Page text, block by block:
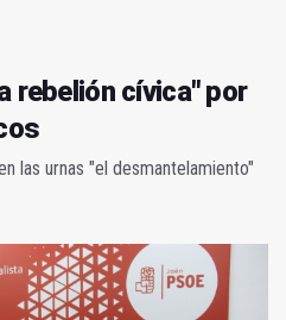
rebelión cívica" por
las urnas "el desmantelamiento"